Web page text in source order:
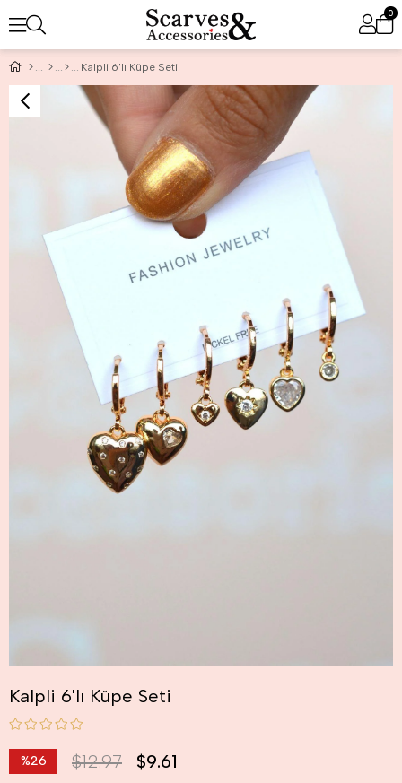
0
Kalpli 6'lı Küpe Seti
Kalpli 6'lı Küpe Seti
%26
$12.97 $9.61